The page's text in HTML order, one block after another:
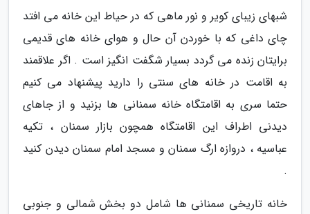
شبهای زیبای کویر و نور ماهی که در حیاط این خانه می افتد
چای داغی که با خوردن آن حال و هوای خانه های قدیمی
برایتان زنده می گردد بسیار شگفت انگیز است . اگر علاقمند
به اقامت در خانه های سنتی را دارید پیشنهاد می کنیم
حتما سری به اقامتگاه خانه سمنانی ها بزنید و از جاهای
دیدنی اطراف این اقامتگاه همچون بازار سمنان ، تکیه
عباسیه ، دروازه ارگ سمنان و مسجد امام سمنان دیدن کنید
.
خانه تاریخی سمنانی ها شامل دو بخش شمالی و جنوبی